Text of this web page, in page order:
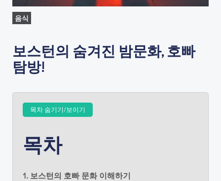
음식
보스턴의 숨겨진 밤문화, 호빠
탐방!
목차 숨기기/보이기
목차
1. 보스턴의 호빠 문화 이해하기